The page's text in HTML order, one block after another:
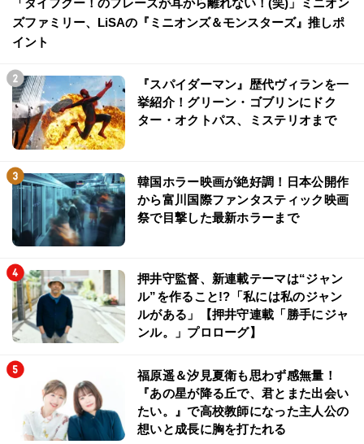
「ダイフクー！のフレーズが耳から離れない！(笑)」ミニオン
ズファミリー、LiSAの『ミニオンズ＆モンスターズ』推しポ
イント
『スパイダーマン』歴代ヴィランを一
挙紹介！グリーン・ゴブリンにドク
ター・オクトパス、ミステリオまで
韓国ホラー映画が絶好調！日本公開作
から富川国際ファンタスティック映画
祭で目撃した最新ホラーまで
押井守監督、新連載テーマは“ジャン
ル”を作ること!?「私には私のジャン
ルがある」【押井守連載「勝手にジャ
ンル。」プロローグ】
福原遥＆汐見夏衛も思わず感無量！
『あの星が降る丘で、君とまた出会い
たい。』で高校教師になった主人公の
想いと成長に胸を打たれる